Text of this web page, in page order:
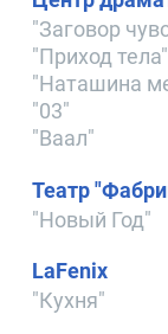
"Заговор
"Приход тела"
"Наташина
"03"
"Ваал"
Театр
"Новый Год"
LaFenix
"Кухня"